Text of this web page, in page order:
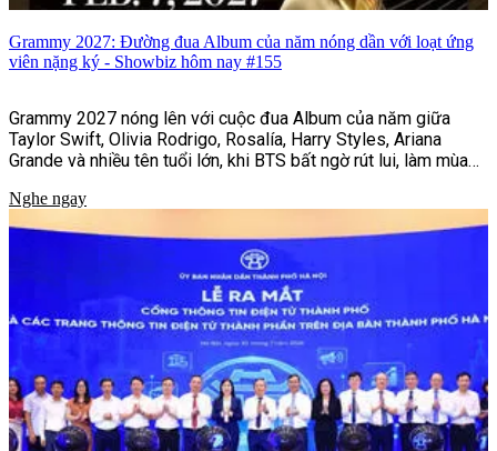
Grammy 2027: Đường đua Album của năm nóng dần với loạt ứng
viên nặng ký - Showbiz hôm nay #155
Grammy 2027 nóng lên với cuộc đua Album của năm giữa
Taylor Swift, Olivia Rodrigo, Rosalía, Harry Styles, Ariana
Grande và nhiều tên tuổi lớn, khi BTS bất ngờ rút lui, làm mùa
Nghe ngay